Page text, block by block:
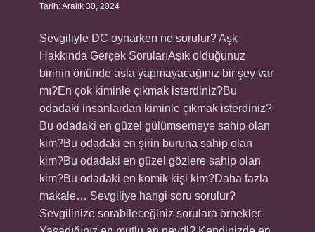
Tarih: Aralık 30, 2024
Sevgiliyle DC oynarken ne sorulur? Aşk
Hakkında Gerçek SorularıAşık olduğunuz
birinin önünde asla yapmayacağınız bir şey var
mı?En çok kiminle çıkmak isterdiniz?Bu
odadaki insanlardan kiminle çıkmak isterdiniz?
Bu odadaki en güzel gülümsemeye sahip olan
kim?Bu odadaki en şirin buruna sahip olan
kim?Bu odadaki en güzel gözlere sahip olan
kim?Bu odadaki en komik kişi kim?Daha fazla
makale… Sevgiliye hangi soru sorulur?
Sevgilinize sorabileceğiniz sorulara örnekler.